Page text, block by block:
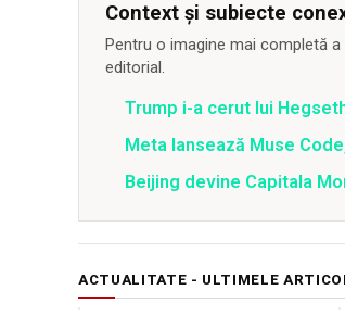
Context și subiecte
Pentru o imagine mai completă
editorial.
Trump i-a cerut lui
Meta lansează Muse
Beijing devine Capitala
ACTUALITATE - ULTIMELE